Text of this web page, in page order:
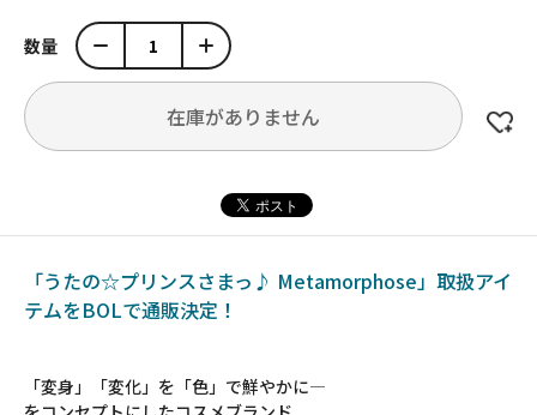
数量
在庫がありません
「うたの☆プリンスさまっ♪ Metamorphose」取扱アイ
テムをBOLで通販決定！
「変身」「変化」を「色」で鮮やかに―